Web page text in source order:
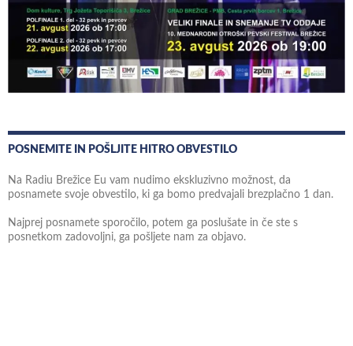
POSNEMITE IN POŠLJITE HITRO OBVESTILO
Na Radiu Brežice Eu vam nudimo ekskluzivno možnost, da
posnamete svoje obvestilo, ki ga bomo predvajali brezplačno 1 dan.
Najprej posnamete sporočilo, potem ga poslušate in če ste s
posnetkom zadovoljni, ga pošljete nam za objavo.